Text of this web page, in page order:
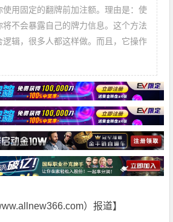
用固定的翻牌前加注额。理由是：使
不会暴露自己的牌力信息。这个方法
逻辑，很多人都这样做。而且，它操作
）报道】